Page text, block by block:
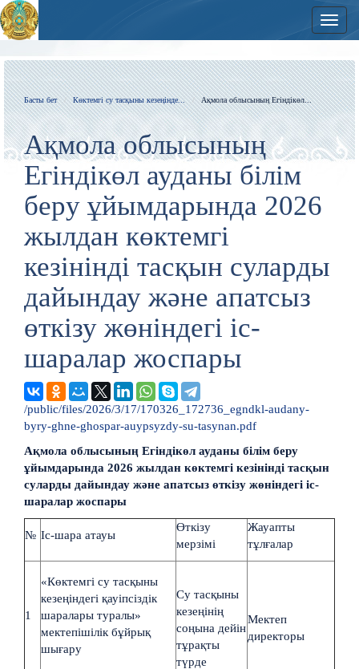
Басты бет Көктемгі су тасқыны кезеңінде... Ақмола облысының Егіндікөл...
Ақмола облысының
Егіндікөл ауданы білім
беру ұйымдарында 2026
жылдан көктемгі
кезінінді тасқын суларды
дайындау және апатсыз
өткізу жөніндегі іс-
шаралар жоспары
/public/files/2026/3/17/170326_172736_egndkl-audany-
byry-ghne-ghospar-auypsyzdy-su-tasynan.pdf
Ақмола облысының Егіндікөл ауданы білім беру
ұйымдарында 2026 жылдан көктемгі кезінінді тасқын
суларды дайындау және апатсыз өткізу жөніндегі іс-
шаралар жоспары
№ Іс-шара атауы
Өткізу
мерзімі
Жауапты
тұлғалар
1
«Көктемгі су тасқыны
кезеңіндегі қауіпсіздік
шаралары туралы»
мектепішілік бұйрық
шығару
Су тасқыны
кезеңінің
соңына дейін
тұрақты
түрде
Мектеп
директоры